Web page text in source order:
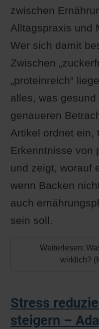
zwischen
Alltagspraxis und
Wer sich damit
Zwischen
„proteinreich“
alles, was
genaueren
Artikel ordnet ein,
Erkenntnisse von
und zeigt, worauf
wenn Backen
auch
sein soll.
Weiterlesen:
wirklich?
Stress
steigern –